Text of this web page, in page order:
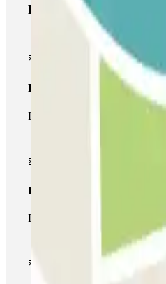
Productos de Parclick
Pase básico
Durante tu estancia podrás
Pase multiparking
Durante tu estancia podrás